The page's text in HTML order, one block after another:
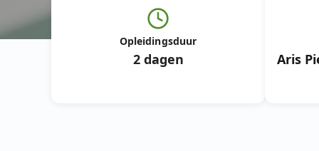
Opleidingsduur
2 dagen Aris